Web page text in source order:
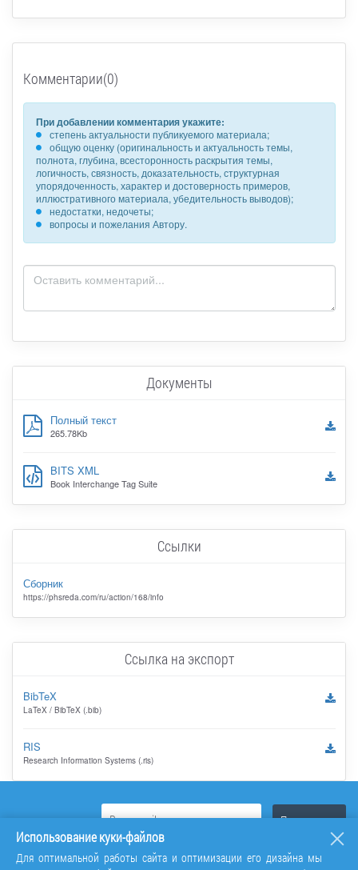
Комментарии(0)
При добавлении комментария укажите:
степень актуальности публикуемого материала;
общую оценку (оригинальность и актуальность темы,
полнота, глубина, всесторонность раскрытия темы,
логичность, связность, доказательность, структурная
упорядоченность, характер и достоверность примеров,
иллюстративного материала, убедительность выводов);
недостатки, недочеты;
вопросы и пожелания Автору.
Документы
Полный текст
265.78Kb
BITS XML
Book Interchange Tag Suite
Ссылки
Сборник
https://phsreda.com/ru/action/168/info
Ссылка на экспорт
BibTeX
LaTeX / BibTeX (.bib)
RIS
Research Information Systems (.ris)
Использование куки-файлов
Для оптимальной работы сайта и оптимизации его дизайна мы